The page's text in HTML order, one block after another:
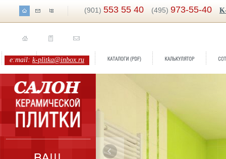
(901) 553 55 40 (495) 973-55-40
e:mail: k-plitka@inbox.ru